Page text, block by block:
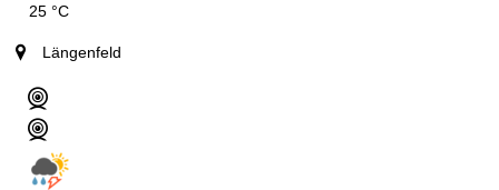
25 °C
Längenfeld